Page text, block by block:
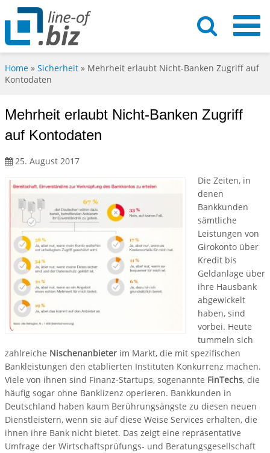
Home » Sicherheit » Mehrheit erlaubt Nicht-Banken Zugriff auf
Kontodaten
Mehrheit erlaubt Nicht-Banken Zugriff
auf Kontodaten
25. August 2017
Die Zeiten, in
denen
Bankkunden
sämtliche
Leistungen von
Girokonto über
Kredit bis
Geldanlage über
ihre Hausbank
abgewickelt
haben, sind
vorbei. Heute
tummeln sich
zahlreiche Nischenanbieter im Markt, die mit spezifischen
Bankleistungen den etablierten Instituten Konkurrenz machen.
Viele von ihnen sind Finanz-Startups, sogenannte FinTechs, die
häufig sogar ohne Banklizenz operieren. Bankkunden in
Deutschland haben kaum Berührungsängste zu diesen neuen
Dienstleistern, wenn sie auf diese Weise Services erhalten, die
ihnen ihre Bank nicht bietet. Das zeigt eine repräsentative
Umfrage der Wirtschaftsprüfungs- und Beratungsgesellschaft